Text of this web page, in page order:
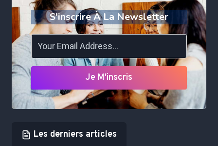
S'inscrire À La Newsletter
Je M'inscris
Les derniers articles